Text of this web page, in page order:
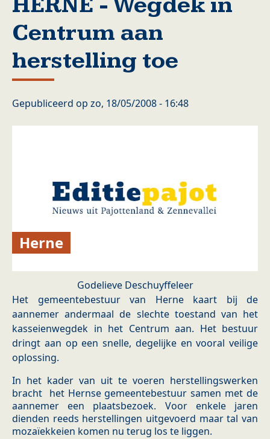
Centrum aan
herstelling toe
Gepubliceerd op zo, 18/05/2008 - 16:48
Herne
Godelieve Deschuyffeleer
Het gemeentebestuur van Herne kaart bij de
aannemer andermaal de slechte toestand van het
kasseienwegdek in het Centrum aan. Het bestuur
dringt aan op een snelle, degelijke en vooral veilige
oplossing.
In het kader van uit te voeren herstellingswerken
bracht het Hernse gemeentebestuur samen met de
aannemer een plaatsbezoek. Voor enkele jaren
dienden reeds herstellingen uitgevoerd maar tal van
mozaïekkeien komen nu terug los te liggen.